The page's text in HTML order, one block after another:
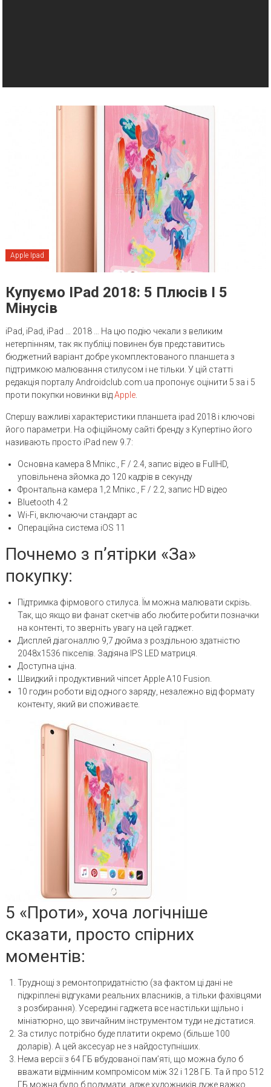
Apple Ipad
Купуємо IPad 2018: 5 Плюсів І 5
Мінусів
iPad, iPad, iPad … 2018 … На цю подію чекали з великим
нетерпінням, так як публіці повинен був представитись
бюджетний варіант добре укомплектованого планшета з
підтримкою малювання стилусом і не тільки. У цій статті
редакція порталу Androidclub.com.ua пропонує оцінити 5 за і 5
проти покупки новинки відApple.
Спершу важливі характеристики планшета ipad 2018 і ключові
його параметри. На офіційному сайті бренду з Купертіно його
називають просто iPad new 9.7:
Основна камера 8 Мпікс., F / 2.4, запис відео в FullHD,
уповільнена зйомка до 120 кадрів в секунду
Фронтальна камера 1,2 Мпікс., F / 2.2, запис HD відео
Bluetooth 4.2
Wi-Fi, включаючи стандарт ac
Операційна система iOS 11
Почнемо з п’ятірки «За»
покупку:
Підтримка фірмового стилуса. Їм можна малювати скрізь.
Так, що якщо ви фанат скетчів або любите робити позначки
на контенті, то зверніть увагу на цей гаджет.
Дисплей діагоналлю 9,7 дюйма з роздільною здатністю
2048х1536 пікселів. Задіяна IPS LED матриця.
Доступна ціна.
Швидкий і продуктивний чіпсет Apple A10 Fusion.
10 годин роботи від одного заряду, незалежно від формату
контенту, який ви споживаєте.
5 «Проти», хоча логічніше
сказати, просто спірних
моментів:
Труднощі з ремонтопридатністю (за фактом ці дані не
підкріплені відгуками реальних власників, а тільки фахівцями
з розбирання). Усередині гаджета все настільки щільно і
мініатюрно, що звичайним інструментом туди не дістатися.
За стилус потрібно буде платити окремо (більше 100
доларів). А цей аксесуар не з найдоступніших.
Нема версії з 64 ГБ вбудованої пам’яті, що можна було б
вважати відмінним компромісом між 32 і 128 ГБ. Та й про 512
ГБ можна було б подумати, адже художників дуже важко